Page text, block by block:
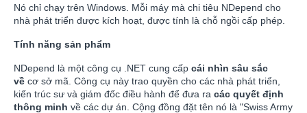
Nó chỉ chạy trên Windows. Mỗi máy mà chi tiêu NDepend cho
nhà phát triển được kích hoạt, được tính là chỗ ngồi cấp phép.
Tính năng sản phẩm
NDepend là một công cụ .NET cung cấp cái nhìn sâu sắc
về cơ sở mã. Công cụ này trao quyền cho các nhà phát triển,
kiến trúc sư và giám đốc điều hành để đưa ra các quyết định
thông minh về các dự án. Cộng đồng đặt tên nó là "Swiss Army